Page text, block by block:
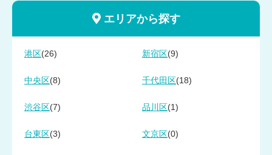
エリアから探す
港区 (26) 新宿区 (9)
中央区 (8) 千代田区 (18)
渋谷区 (7) 品川区 (1)
台東区 (3) 文京区 (0)